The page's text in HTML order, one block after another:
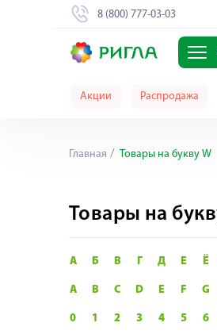
8 (800) 777-03-03
Акции Распродажа
Главная Товары на букву W
Товары на
А Б В Г Д Е Ё
A B C D E F G
0 1 2 3 4 5 6